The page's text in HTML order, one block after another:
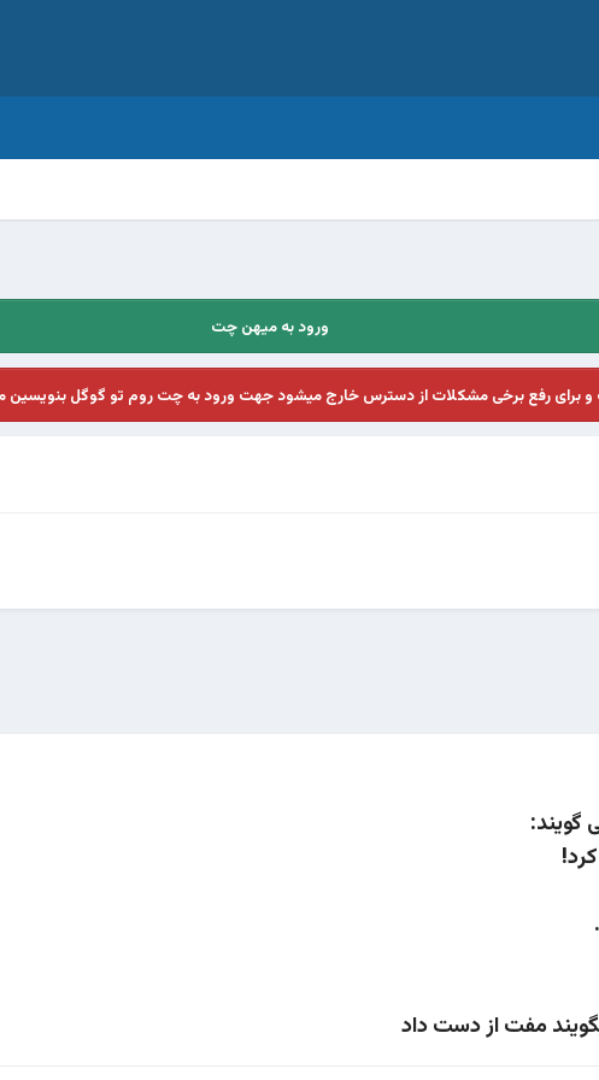
ورود به میهن چت
برای رفع برخی مشکلات از دسترس خارج میشود جهت ورود به چت روم تو گوگل بنویسین
گویند:
مفت از دست داد